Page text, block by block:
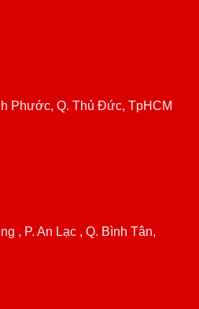
Phước, Q. Thủ Đức, TpHCM
, P. An Lạc , Q. Bình Tân,